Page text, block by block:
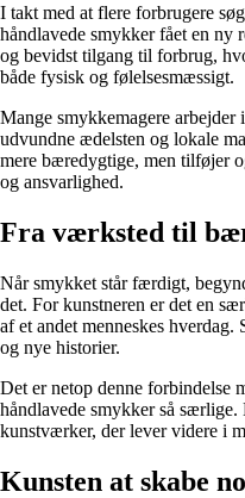
I takt med at flere forbrugere
håndlavede smykker fået en ny
og bevidst tilgang til forbrug,
både fysisk og følelsesmæssigt.
Mange smykkemagere arbejder
udvundne ædelsten og lokale
mere bæredygtige, men tilføjer
og ansvarlighed.
Fra værksted til
Når smykket står færdigt,
det. For kunstneren er det en
af et andet menneskes
og nye historier.
Det er netop denne forbindelse
håndlavede smykker så
kunstværker, der lever videre i
Kunsten at skabe